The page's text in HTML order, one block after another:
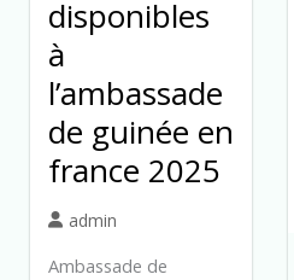
disponibles
à
l’ambassade
de guinée en
france 2025
admin
Ambassade de